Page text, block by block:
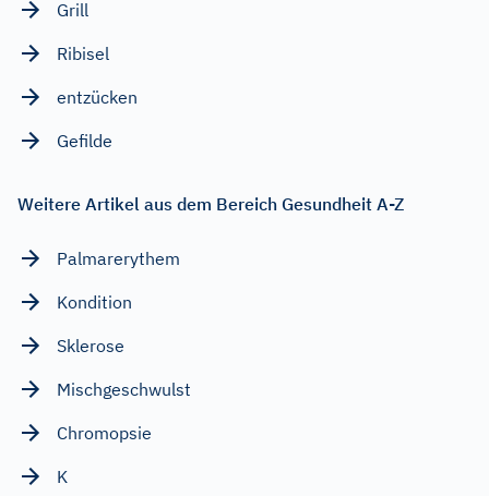
Grill
Ribisel
entzücken
Gefilde
Weitere Artikel aus dem Bereich Gesundheit A-Z
Palmarerythem
Kondition
Sklerose
Mischgeschwulst
Chromopsie
K